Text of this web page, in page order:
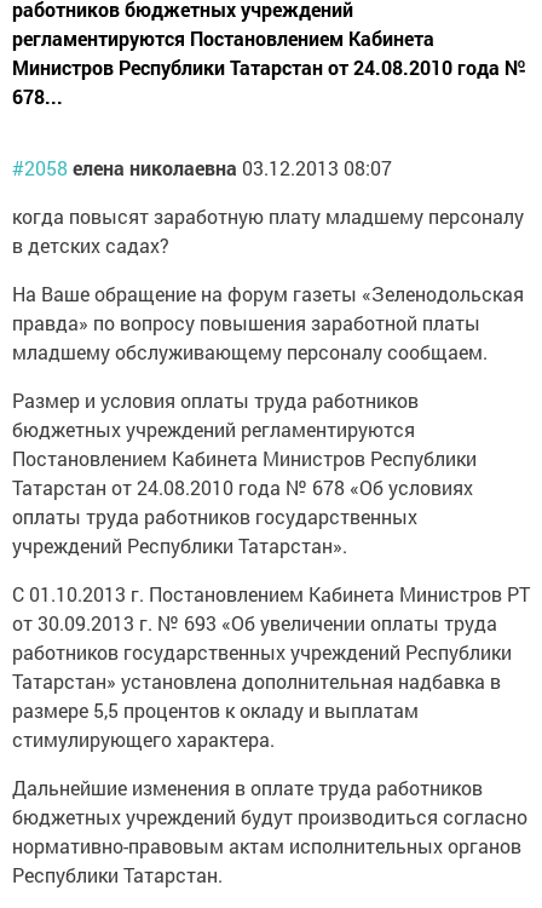
работников бюджетных учреждений
регламентируются Постановлением Кабинета
Министров Республики Татарстан от 24.08.2010 года №
678...
#2058елена николаевна 03.12.2013 08:07
когда повысят заработную плату младшему персоналу
в детских садах?
На Ваше обращение на форум газеты «Зеленодольская
правда» по вопросу повышения заработной платы
младшему обслуживающему персоналу сообщаем.
Размер и условия оплаты труда работников
бюджетных учреждений регламентируются
Постановлением Кабинета Министров Республики
Татарстан от 24.08.2010 года № 678 «Об условиях
оплаты труда работников государственных
учреждений Республики Татарстан».
С 01.10.2013 г. Постановлением Кабинета Министров РТ
от 30.09.2013 г. № 693 «Об увеличении оплаты труда
работников государственных учреждений Республики
Татарстан» установлена дополнительная надбавка в
размере 5,5 процентов к окладу и выплатам
стимулирующего характера.
Дальнейшие изменения в оплате труда работников
бюджетных учреждений будут производиться согласно
нормативно-правовым актам исполнительных органов
Республики Татарстан.